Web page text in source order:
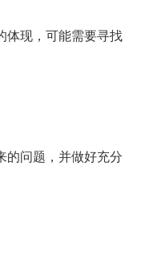
体现，可能需要寻找
的问题，并做好充分